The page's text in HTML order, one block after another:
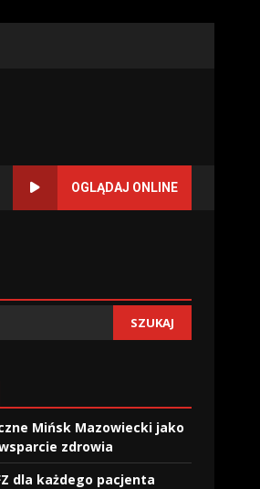
OGLĄDAJ ONLINE
SZUKAJ
Mińsk Mazowiecki jako
zdrowia
dla każdego pacjenta